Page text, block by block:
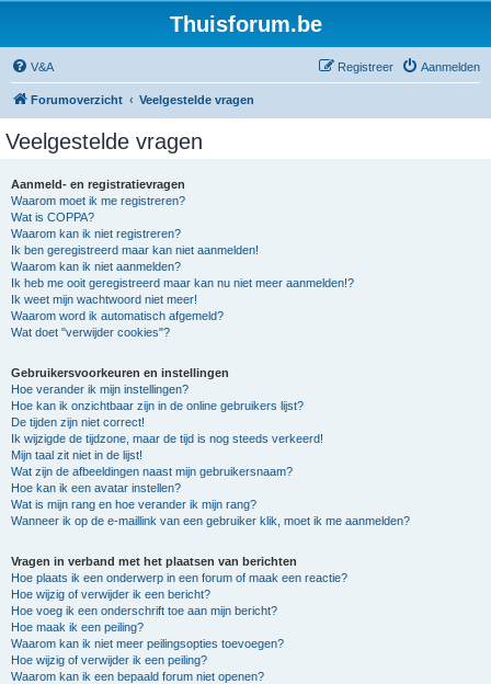
Thuisforum.be
V&A Aanmelden
Registreer
Forumoverzicht Veelgestelde vragen
Veelgestelde vragen
Aanmeld- en registratievragen
Waarom moet ik me registreren?
Wat is COPPA?
Waarom kan ik niet registreren?
Ik ben geregistreerd maar kan niet aanmelden!
Waarom kan ik niet aanmelden?
Ik heb me ooit geregistreerd maar kan nu niet meer aanmelden!?
Ik weet mijn wachtwoord niet meer!
Waarom word ik automatisch afgemeld?
Wat doet "verwijder cookies"?
Gebruikersvoorkeuren en instellingen
Hoe verander ik mijn instellingen?
Hoe kan ik onzichtbaar zijn in de online gebruikers lijst?
De tijden zijn niet correct!
Ik wijzigde de tijdzone, maar de tijd is nog steeds verkeerd!
Mijn taal zit niet in de lijst!
Wat zijn de afbeeldingen naast mijn gebruikersnaam?
Hoe kan ik een avatar instellen?
Wat is mijn rang en hoe verander ik mijn rang?
Wanneer ik op de e-maillink van een gebruiker klik, moet ik me aanmelden?
Vragen in verband met het plaatsen van berichten
Hoe plaats ik een onderwerp in een forum of maak een reactie?
Hoe wijzig of verwijder ik een bericht?
Hoe voeg ik een onderschrift toe aan mijn bericht?
Hoe maak ik een peiling?
Waarom kan ik niet meer peilingsopties toevoegen?
Hoe wijzig of verwijder ik een peiling?
Waarom kan ik een bepaald forum niet openen?